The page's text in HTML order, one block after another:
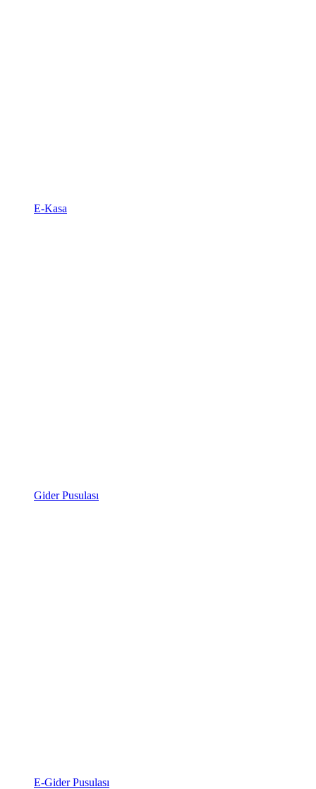
E-Kasa
Gider Pusulası
E-Gider Pusulası